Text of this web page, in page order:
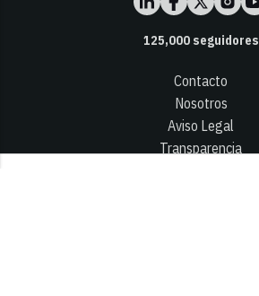
125,000seguidores
Contacto
Nosotros
Aviso Legal
Transparencia